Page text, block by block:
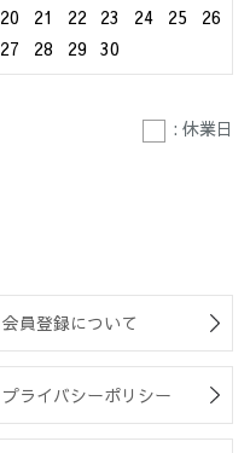
20
21 22 23 24 25
26
27
28 29 30
: 休業日
会員登録について
プライバシーポリシー